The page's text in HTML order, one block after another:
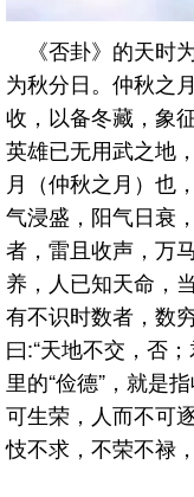
《否卦》的天时
为秋分日。仲秋之
收，以备冬藏，象
英雄已无用武之地
月（仲秋之月）也
气浸盛，阳气日衰
者，雷且收声，万
养，人已知天命，
有不识时数者，数
曰:“天地不交，否
里的“俭德”，就是
可生荣，人而不可
忮不求，不荣不禄